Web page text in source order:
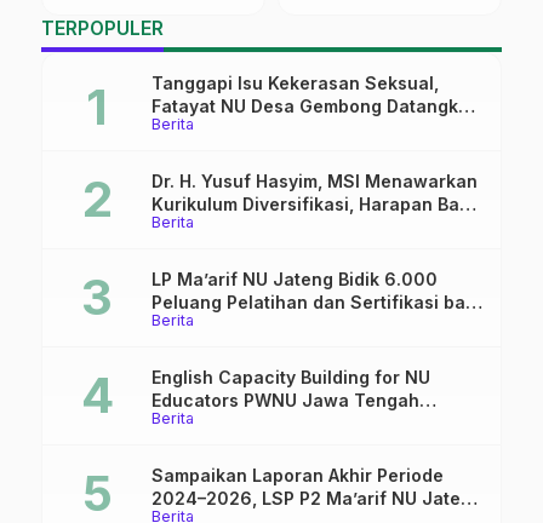
Karya Nuyang Jaimee
TERPOPULER
Berita
Tanggapi Isu Kekerasan Seksual,
Fatayat NU Desa Gembong Datangkan
Aktifis HAM
Berita
Dr. H. Yusuf Hasyim, MSI Menawarkan
Kurikulum Diversifikasi, Harapan Baru
dalam dunia pendidikan
Berita
LP Ma’arif NU Jateng Bidik 6.000
Peluang Pelatihan dan Sertifikasi bagi
Lulusan SMK
Berita
English Capacity Building for NU
Educators PWNU Jawa Tengah
Batch#4; Membuka Jalan Menuju
Berita
Sampaikan Laporan Akhir Periode
2024–2026, LSP P2 Ma’arif NU Jateng